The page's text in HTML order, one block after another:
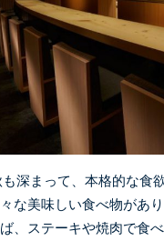
深まって、本格的な食
な美味しい食べ物があ
、ステーキや焼肉で食